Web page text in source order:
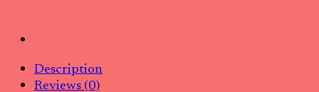
Description
Reviews (0)